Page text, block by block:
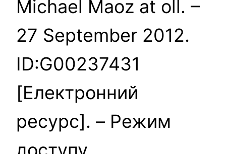
Michael Maoz at oll. –
27 September 2012.
ID:G00237431
[Електронний
ресурс]. – Режим